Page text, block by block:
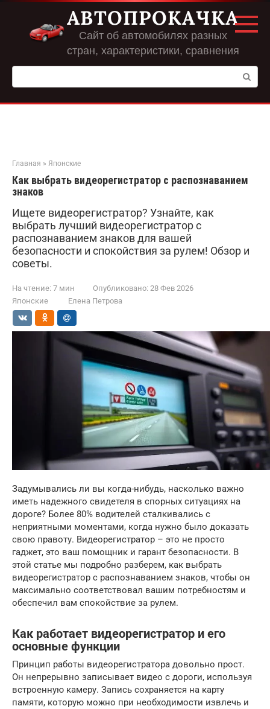
Перейти
контенту
АВТОПРОКАЧКА
Сайт об автомобилях разных
стран, характеристики, сравнения
Поиск:
Главная » Японские
Как выбрать видеорегистратор с распознаванием
знаков
Ищете видеорегистратор? Узнайте, как
выбрать лучший видеорегистратор с
распознаванием знаков для вашей
безопасности и спокойствия за рулем! Обзор и
советы.
На чтение: 7 мин Опубликовано: 28 Фев 2026
Японские
Елена Петрова
Задумывались ли вы когда-нибудь, насколько важно
иметь надежного свидетеля в спорных ситуациях на
дороге? Более 80% водителей сталкивались с
неприятными моментами, когда нужно было доказать
свою правоту. Видеорегистратор – это не просто
гаджет, это ваш помощник и гарант безопасности. В
этой статье мы подробно разберем, как выбрать
видеорегистратор с распознаванием знаков, чтобы он
максимально соответствовал вашим потребностям и
обеспечил вам спокойствие за рулем.
Как работает видеорегистратор и его
основные функции
Принцип работы видеорегистратора довольно прост.
Он непрерывно записывает видео с дороги, используя
встроенную камеру. Запись сохраняется на карту
памяти, которую можно при необходимости извлечь и